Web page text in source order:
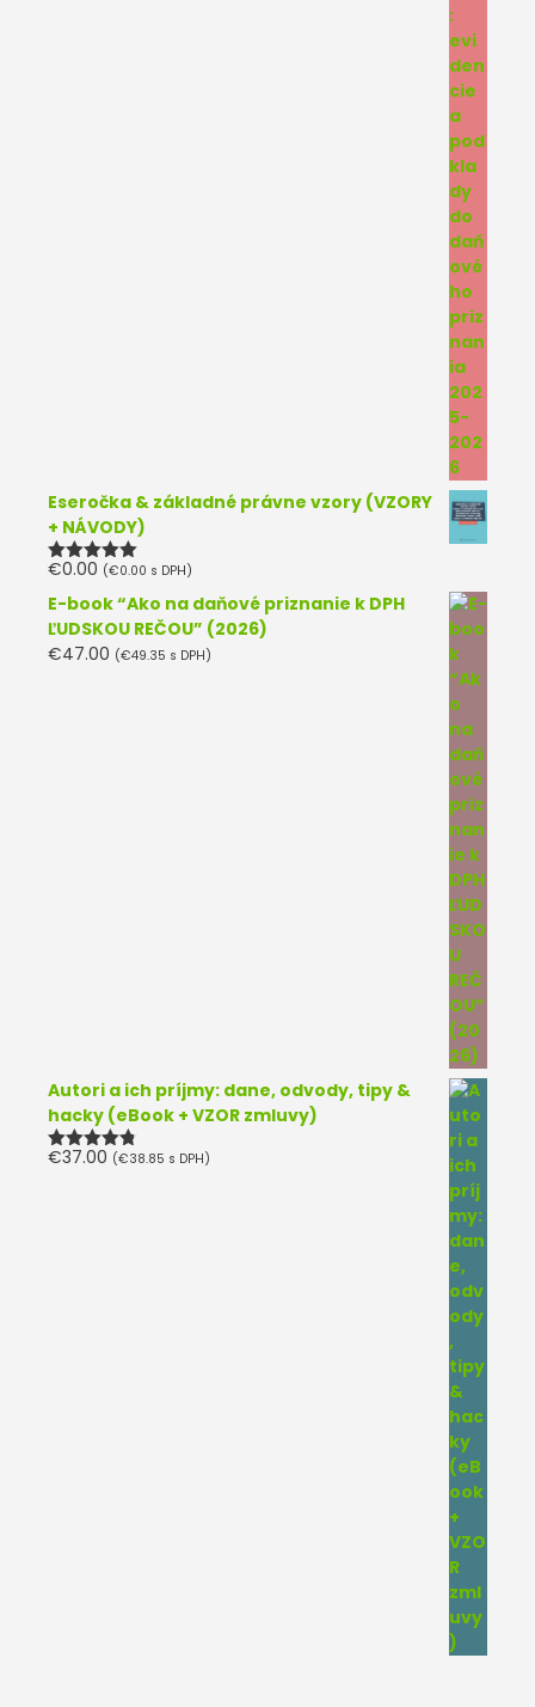
Eseročka & základné právne vzory (VZORY
+ NÁVODY)
Hodnotenie
€0.00 (€0.00 s DPH)
E-book “Ako na daňové priznanie k DPH
ĽUDSKOU REČOU” (2026)
€47.00 (€49.35 s DPH)
Autori a ich príjmy: dane, odvody, tipy &
hacky (eBook + VZOR zmluvy)
Hodnotenie
€37.00 (€38.85 s DPH)